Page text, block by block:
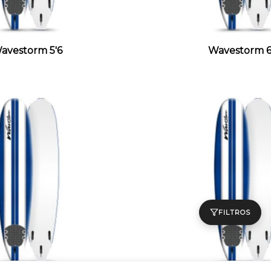
FILTROS
5'6 Wavestorm